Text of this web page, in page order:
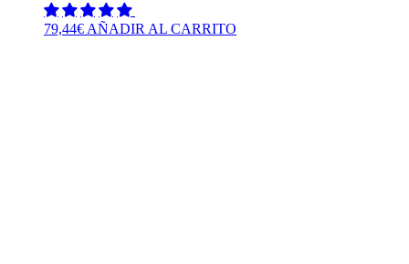
79,44€ AÑADIR AL CARRITO